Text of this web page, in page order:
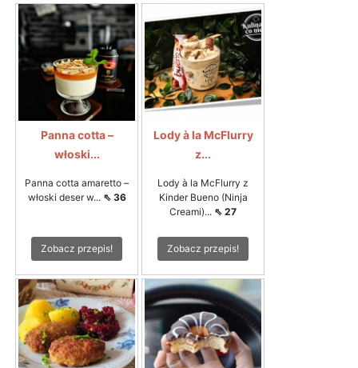
Panna cotta –
włoski...
Panna cotta amaretto –
włoski deser w... ⇖ 36
Zobacz przepis!
Lody à la McFlurry
z...
Lody à la McFlurry z
Kinder Bueno (Ninja
Creami)... ⇖ 27
Zobacz przepis!